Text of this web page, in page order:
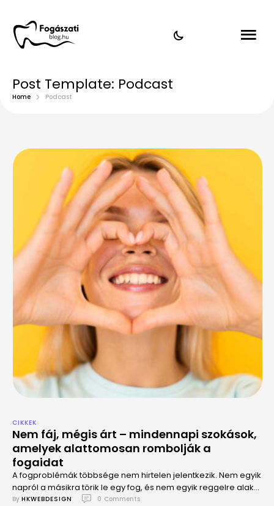
Post Template: Podcast
Home Podcast
CIKKEK
Nem fáj, mégis árt – mindennapi szokások,
amelyek alattomosan rombolják a
fogaidat
A fogproblémák többsége nem hirtelen jelentkezik. Nem egyik
napról a másikra törik le egy fog, és nem egyik reggelre alakul
ki komoly ínybetegség.
By HKWEBDESIGN 0 Comments